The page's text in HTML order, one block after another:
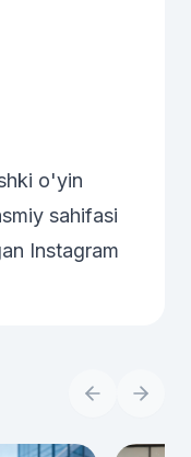
o'yin
sahifasi
Instagram